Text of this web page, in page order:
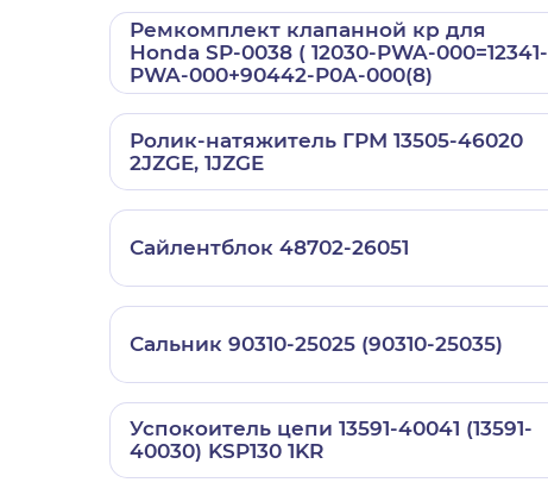
Ремкомплект клапанной кр для
Honda SP-0038 ( 12030-PWA-000=12341-
PWA-000+90442-P0A-000(8)
Ролик-натяжитель ГРМ 13505-46020
2JZGE, 1JZGE
Сайлентблок 48702-26051
Сальник 90310-25025 (90310-25035)
Успокоитель цепи 13591-40041 (13591-
40030) KSP130 1KR